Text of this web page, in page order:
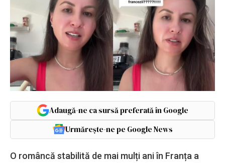
Adaugă-ne ca sursă preferată în Google
Urmărește-ne pe Google News
O româncă stabilită de mai mulți ani în Franța a